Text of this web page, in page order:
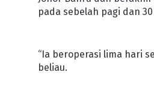
pada sebelah pagi dan
“Ia beroperasi lima hari
beliau.